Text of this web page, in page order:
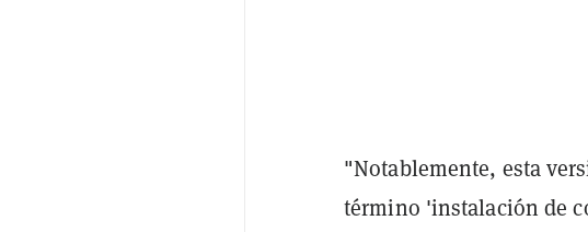
"Notablemente, esta
término 'instalación de